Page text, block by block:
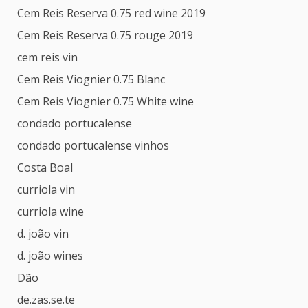
Cem Reis Reserva 0.75 red wine 2019
Cem Reis Reserva 0.75 rouge 2019
cem reis vin
Cem Reis Viognier 0.75 Blanc
Cem Reis Viognier 0.75 White wine
condado portucalense
condado portucalense vinhos
Costa Boal
curriola vin
curriola wine
d. joão vin
d. joão wines
Dão
de.zas.se.te